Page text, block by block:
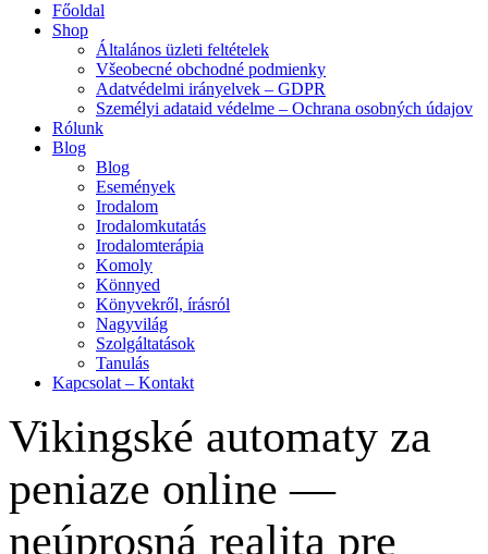
Főoldal
Shop
Általános üzleti feltételek
Všeobecné obchodné podmienky
Adatvédelmi irányelvek – GDPR
Személyi adataid védelme – Ochrana osobných údajov
Rólunk
Blog
Blog
Események
Irodalom
Irodalomkutatás
Irodalomterápia
Komoly
Könnyed
Könyvekről, írásról
Nagyvilág
Szolgáltatások
Tanulás
Kapcsolat – Kontakt
Vikingské automaty za
peniaze online —
neúprosná realita pre